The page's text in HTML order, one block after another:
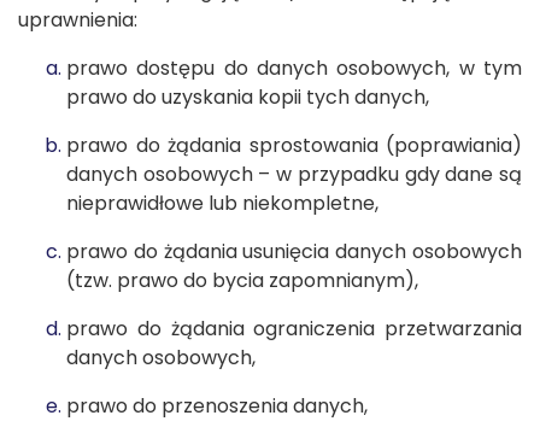
uprawnienia:
prawo dostępu do danych osobowych, w tym
prawo do uzyskania kopii tych danych,
prawo do żądania sprostowania (poprawiania)
danych osobowych – w przypadku gdy dane są
nieprawidłowe lub niekompletne,
prawo do żądania usunięcia danych osobowych
(tzw. prawo do bycia zapomnianym),
prawo do żądania ograniczenia przetwarzania
danych osobowych,
prawo do przenoszenia danych,